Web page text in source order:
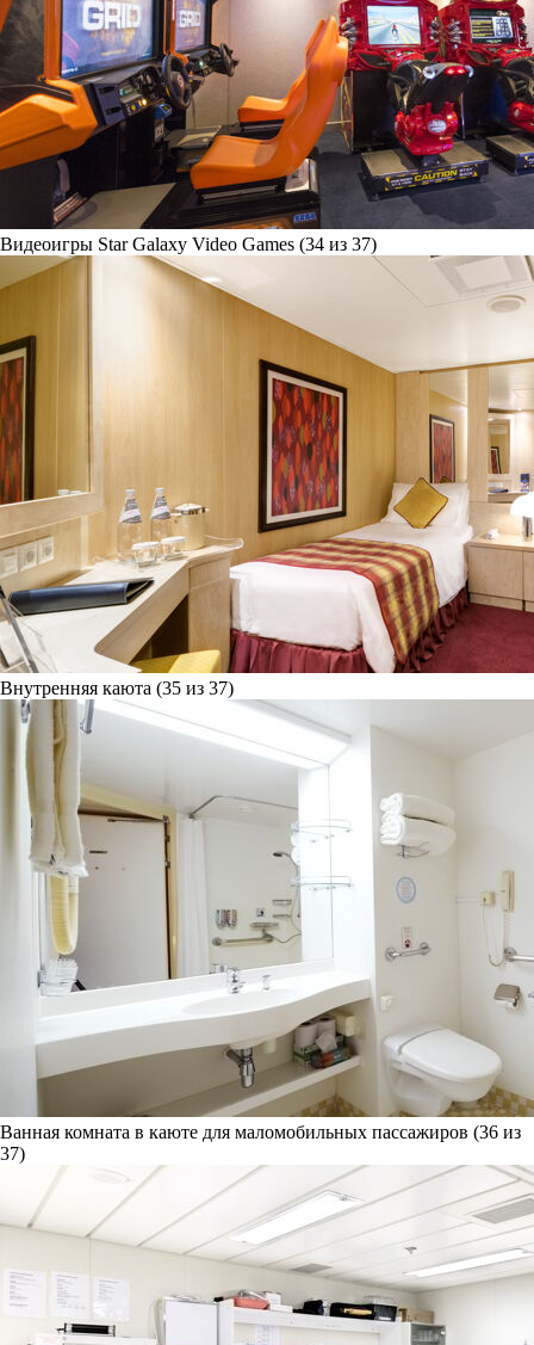
Видеоигры Star Galaxy Video Games (34 из 37)
Внутренняя каюта (35 из 37)
Ванная комната в каюте для маломобильных пассажиров (36 из
37)